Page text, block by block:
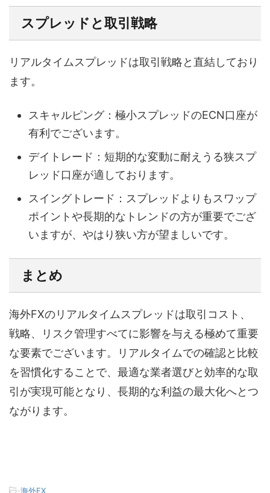
スプレッドと取引戦略
リアルタイムスプレッドは取引戦略と直結しており
ます。
スキャルピング：極小スプレッドのECN口座が
有利でございます。
デイトレード：短期的な変動に耐えうる狭スプ
レッド口座が適しております。
スイングトレード：スプレッドよりもスワップ
ポイントや長期的なトレンドの方が重要でござ
いますが、やはり狭い方が望ましいです。
まとめ
海外FXのリアルタイムスプレッドは取引コスト、
戦略、リスク管理すべてに影響を与える極めて重要
な要素でございます。リアルタイムでの確認と比較
を習慣化することで、最適な業者選びと効率的な取
引が実現可能となり、長期的な利益の最大化へとつ
ながります。
-海外FX